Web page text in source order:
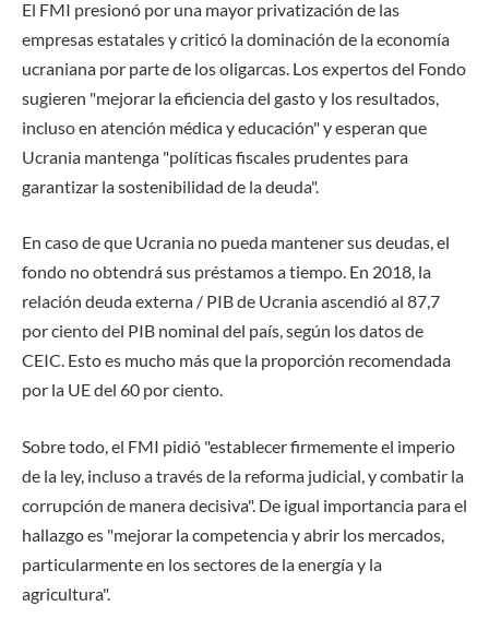
El FMI presionó por una mayor privatización de las
empresas estatales y criticó la dominación de la economía
ucraniana por parte de los oligarcas. Los expertos del Fondo
sugieren "mejorar la eficiencia del gasto y los resultados,
incluso en atención médica y educación" y esperan que
Ucrania mantenga "políticas fiscales prudentes para
garantizar la sostenibilidad de la deuda".
En caso de que Ucrania no pueda mantener sus deudas, el
fondo no obtendrá sus préstamos a tiempo. En 2018, la
relación deuda externa / PIB de Ucrania ascendió al 87,7
por ciento del PIB nominal del país, según los datos de
CEIC. Esto es mucho más que la proporción recomendada
por la UE del 60 por ciento.
Sobre todo, el FMI pidió "establecer firmemente el imperio
de la ley, incluso a través de la reforma judicial, y combatir la
corrupción de manera decisiva". De igual importancia para el
hallazgo es "mejorar la competencia y abrir los mercados,
particularmente en los sectores de la energía y la
agricultura".